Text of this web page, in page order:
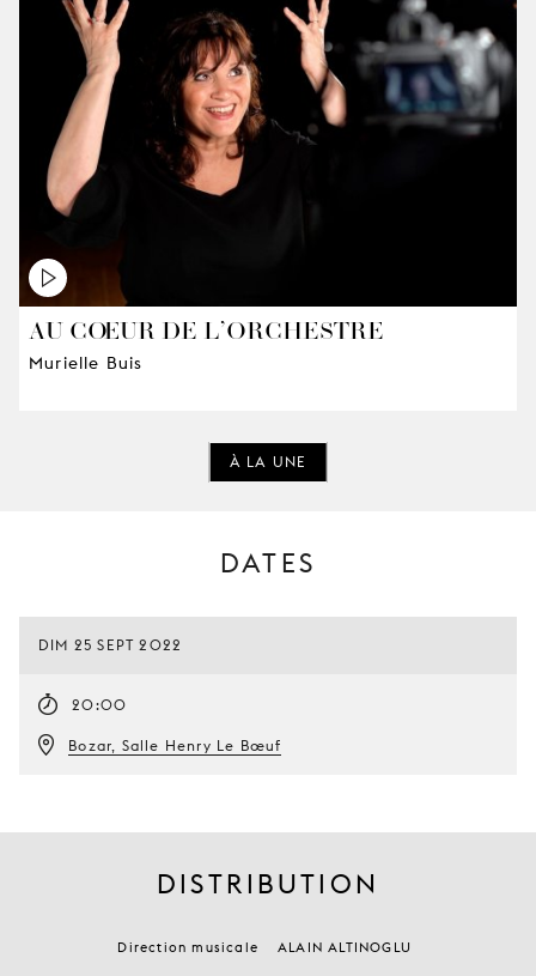
AU CŒUR DE L’ORCHESTRE
Murielle Buis
À LA UNE
DATES
DIM 25 SEPT 2022
20:00
Bozar, Salle Henry Le Bœuf
DISTRIBUTION
Direction musicale ALAIN ALTINOGLU